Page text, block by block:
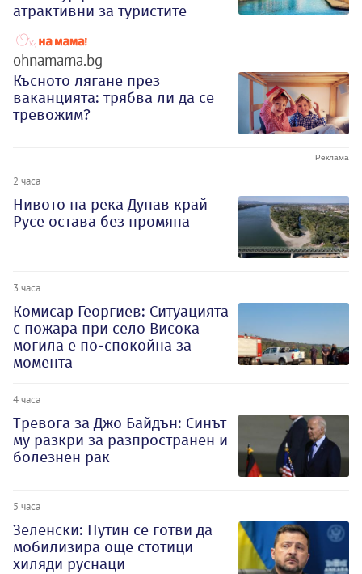
атрактивни за туристите
ohnamama.bg
Късното лягане през
ваканцията: трябва ли да се
тревожим?
2 часа
Нивото на река Дунав край
Русе остава без промяна
3 часа
Комисар Георгиев: Ситуацията
с пожара при село Висока
могила е по-спокойна за
момента
4 часа
Тревога за Джо Байдън: Синът
му разкри за разпространен и
болезнен рак
5 часа
Зеленски: Путин се готви да
мобилизира още стотици
хиляди руснаци